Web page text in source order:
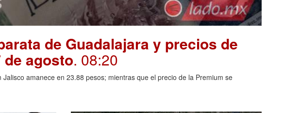
de Guadalajara y precios de
agosto. 08:20
amanece en 23.88 pesos; mientras que el precio de la Premium se